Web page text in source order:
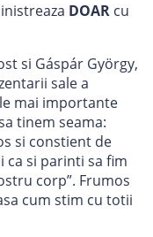
DOAR cu
si Gáspár György,
sale a
mai importante
tinem seama:
si constient de
si parinti sa fim
corp”. Frumos
cum stim cu totii